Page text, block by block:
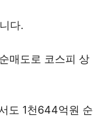
다.
매도로 코스피 상
도 1천644억원 순